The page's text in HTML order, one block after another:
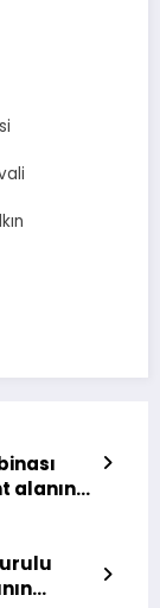
alanınız